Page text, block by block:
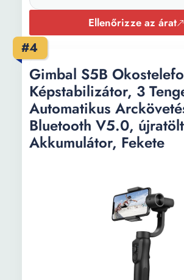
Ellenőrizze az árat
#4
Gimbal S5B
Képstabilizátor, 3
Automatikus
Bluetooth V5.0,
Akkumulátor, Fekete